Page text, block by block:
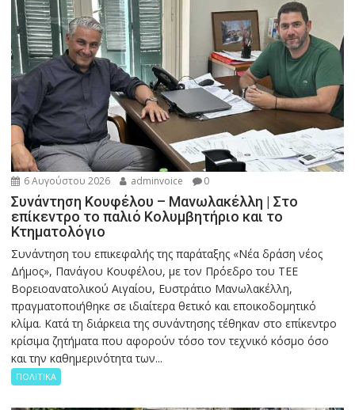
6 Αυγούστου 2026 adminvoice 0
Συνάντηση Κουφέλου – Μανωλακέλλη | Στο
επίκεντρο το παλιό Κολυμβητήριο και το
Κτηματολόγιο
Συνάντηση του επικεφαλής της παράταξης «Νέα δράση νέος
Δήμος», Πανάγου Κουφέλου, με τον Πρόεδρο του ΤΕΕ
Βορειοανατολικού Αιγαίου, Ευστράτιο Μανωλακέλλη,
πραγματοποιήθηκε σε ιδιαίτερα θετικό και εποικοδομητικό
κλίμα. Κατά τη διάρκεια της συνάντησης τέθηκαν στο επίκεντρο
κρίσιμα ζητήματα που αφορούν τόσο τον τεχνικό κόσμο όσο
και την καθημερινότητα των...
ΠΟΛΙΤΙΚΑ